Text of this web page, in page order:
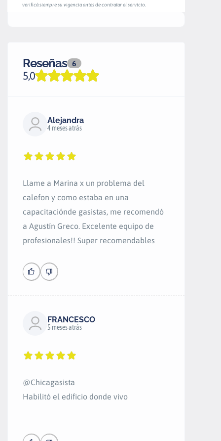
verificá siempre su vigencia antes de contratar el servicio.
Reseñas 6
5,0
Alejandra
4 meses atrás
Llame a Marina x un problema del
calefon y como estaba en una
capacitaciónde gasistas, me recomendó
a Agustín Greco. Excelente equipo de
profesionales!! Super recomendables
FRANCESCO
5 meses atrás
@Chicagasista
Habilitó el edificio donde vivo